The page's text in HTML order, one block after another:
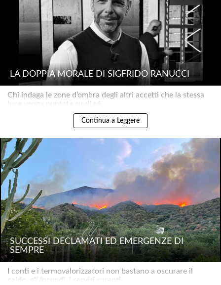
LA DOPPIA MORALE DI SIGFRIDO RANUCCI
Chi indaga le zone d’ombra degli altri accetti che la stessa
luce venga puntata su di sé..
Continua a Leggere
SUCCESSI DECLAMATI ED EMERGENZE DI
SEMPRE
I conti e i termovalorizzatori non bastano a oscurare il
caldo, gli incendi, i servizi carenti..